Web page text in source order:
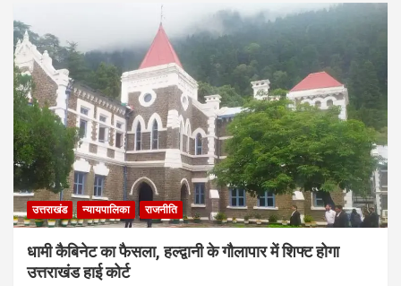
उत्तराखंड न्यायपालिका राजनीति
धामी कैबिनेट का फैसला, हल्द्वानी के गौलापार में शिफ्ट होगा
उत्तराखंड हाई कोर्ट